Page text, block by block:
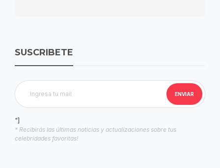
SUSCRIBETE
"]
* Recibirás las últimas noticias y actualizaciones sobre tus
celebridades favoritas!